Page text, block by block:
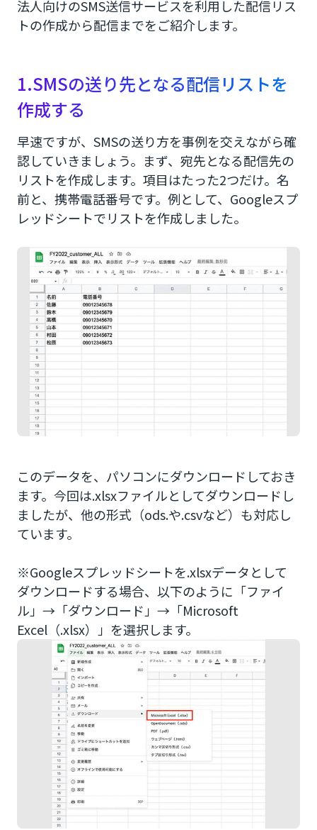
法人向けのSMS送信サービスを利用した配信リス
トの作成から配信までをご紹介します。
1.SMSの送り先となる配信リストを
作成する
早速ですが、SMSの送り方を事例を交えながら確
認していきましょう。まず、宛先となる配信先の
リストを作成します。項目はたった2つだけ。名
前と、携帯電話番号です。例として、Googleスプ
レッドシートでリストを作成しました。
このデータを、パソコンにダウンロードしておき
ます。今回は.xlsxファイルとしてダウンロードし
ましたが、他の形式（ods.や.csvなど）も対応し
ています。
※Googleスプレッドシートを.xlsxデータとして
ダウンロードする場合、以下のように「ファイ
ル」→「ダウンロード」→「Microsoft
Excel（.xlsx）」を選択します。